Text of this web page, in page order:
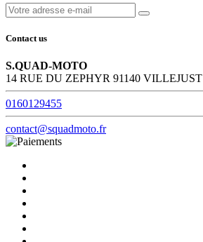
Contact us
S.QUAD-MOTO
14 RUE DU ZEPHYR 91140 VILLEJUST
0160129455
contact@squadmoto.fr